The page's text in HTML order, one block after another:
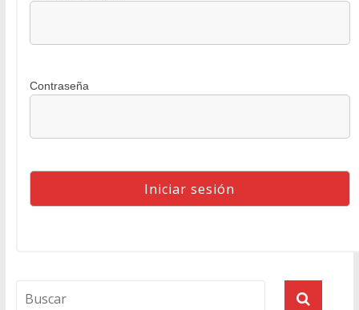
Contraseña